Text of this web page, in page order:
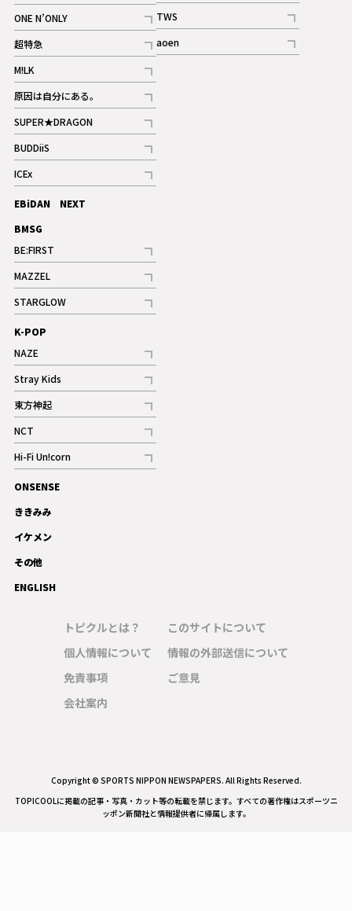
記事
ONE N’ONLY
記事
超特急
記事
M!LK
記事
原因は自分にある。
記事
SUPER★DRAGON
記事
BUDDiiS
記事
ICEx
記事
EBiDAN NEXT
BMSG
BE:FIRST
記事
ギャラリー
MAZZEL
記事
ギャラリー
STARGLOW
記事
記事
TWS
記事
aoen
記事
K-POP
NAZE
記事
Stray Kids
記事
東方神起
記事
NCT
記事
Hi-Fi Un!corn
記事
ギャラリー
ONSENSE
ききみみ
イケメン
その他
ENGLISH
トピクルとは？
個人情報について
免責事項
会社案内
このサイトについて
情報の外部送信について
ご意見
Copyright © SPORTS NIPPON NEWSPAPERS. All Rights Reserved.
TOPICOOLに掲載の記事・写真・カット等の転載を禁じます。すべての著作権はスポーツニ
ッポン新聞社と情報提供者に帰属します。